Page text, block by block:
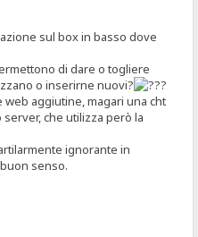
sul box in basso dove
di dare o togliere
o inserirne nuovi?
aggiutine, magari una cht
che utilizza però la
ignorante in
senso.